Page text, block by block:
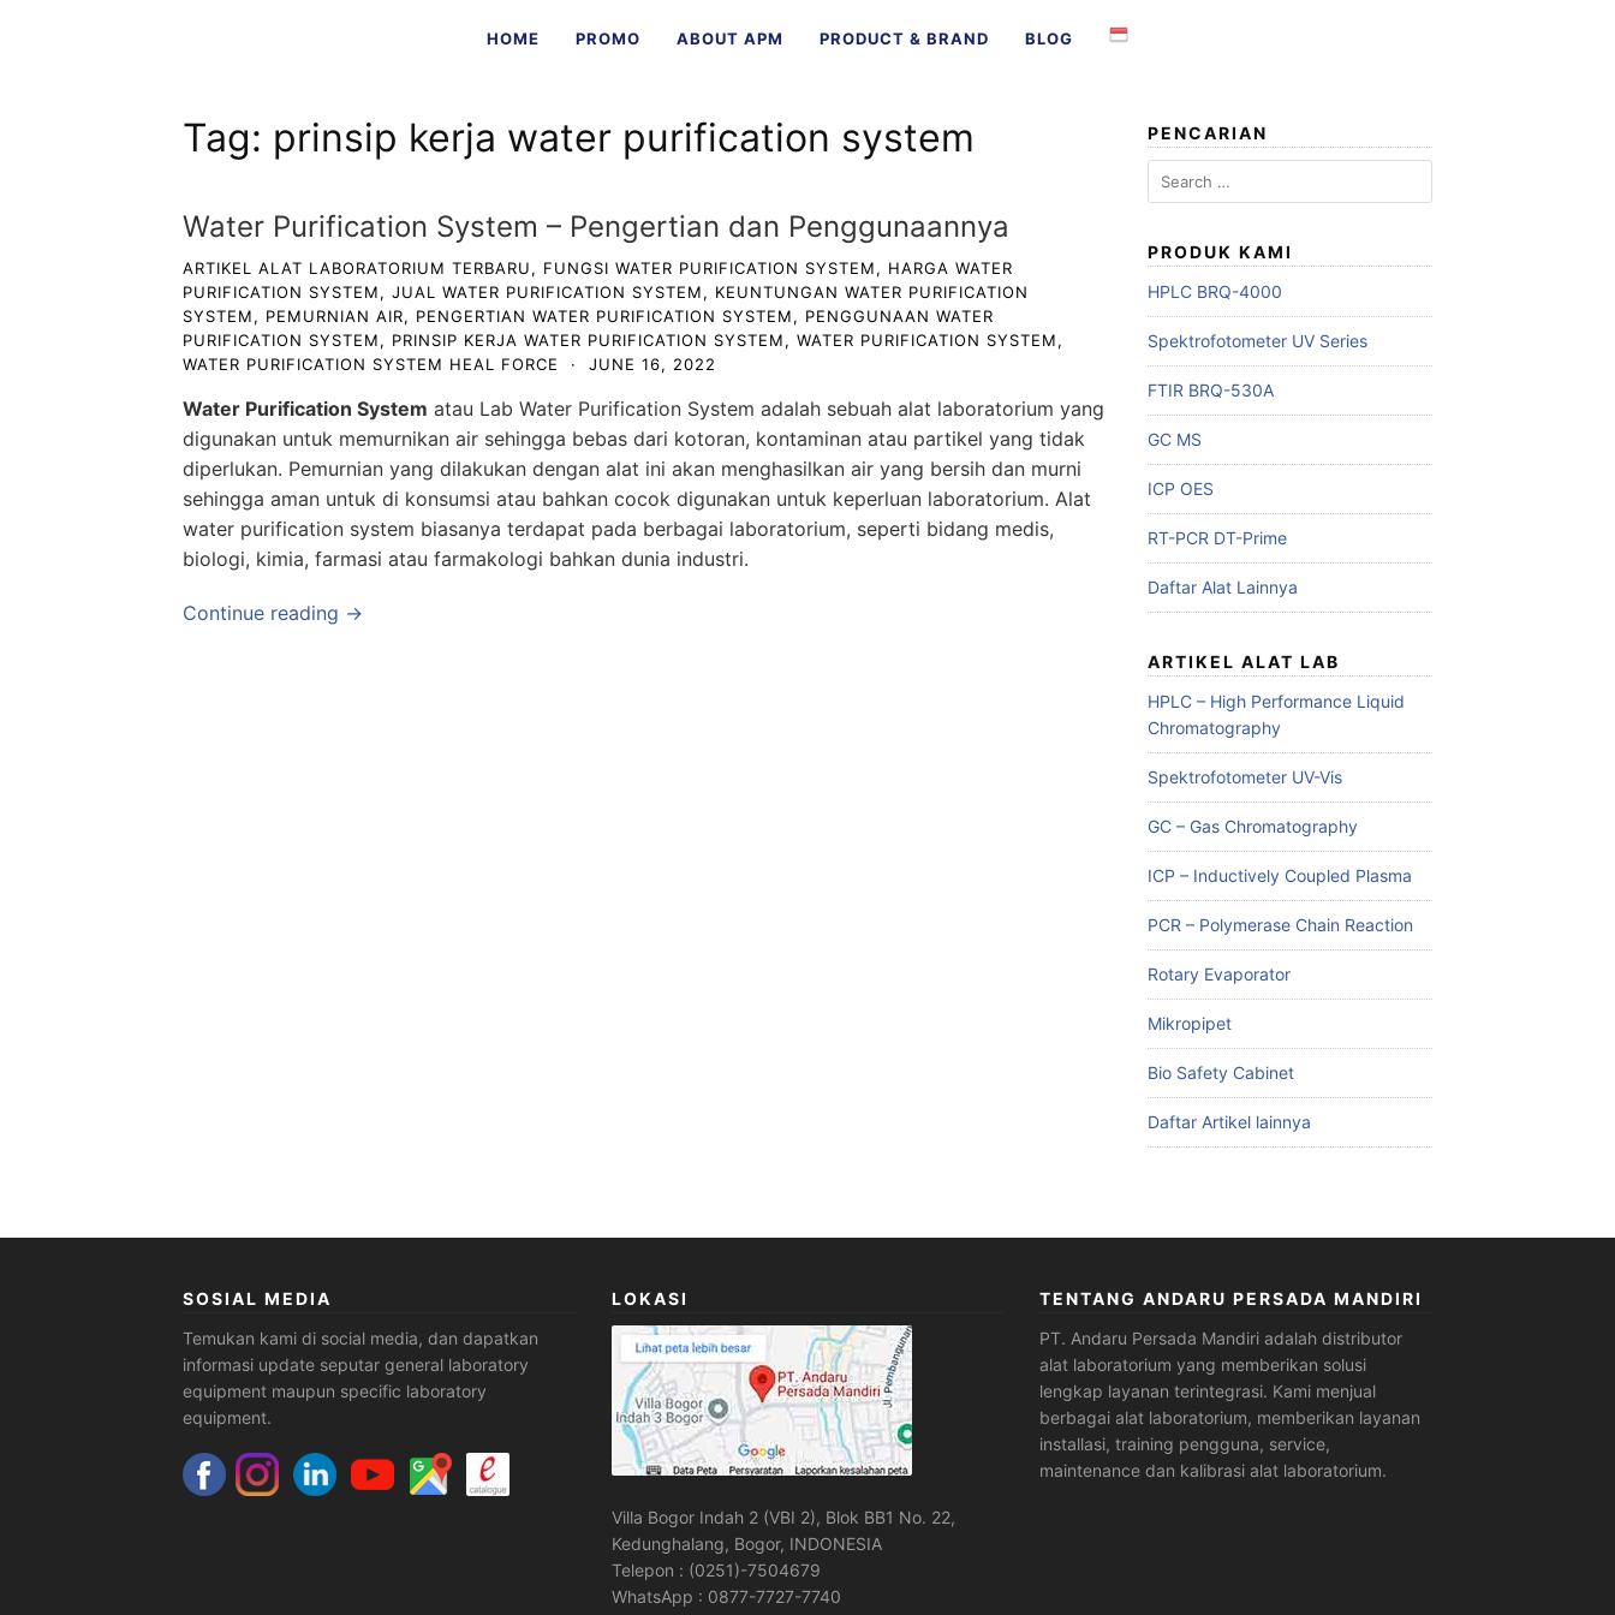
HOME PROMO ABOUT APM PRODUCT & BRAND BLOG
Tag: prinsip kerja water purification system
Water Purification System – Pengertian dan Penggunaannya
ARTIKEL ALAT LABORATORIUM TERBARU, FUNGSI WATER PURIFICATION SYSTEM, HARGA WATER
PURIFICATION SYSTEM, JUAL WATER PURIFICATION SYSTEM, KEUNTUNGAN WATER PURIFICATION
SYSTEM, PEMURNIAN AIR, PENGERTIAN WATER PURIFICATION SYSTEM, PENGGUNAAN WATER
PURIFICATION SYSTEM, PRINSIP KERJA WATER PURIFICATION SYSTEM, WATER PURIFICATION SYSTEM,
WATER PURIFICATION SYSTEM HEAL FORCE
· JUNE 16, 2022
Water Purification System atau Lab Water Purification System adalah sebuah alat laboratorium yang
digunakan untuk memurnikan air sehingga bebas dari kotoran, kontaminan atau partikel yang tidak
diperlukan. Pemurnian yang dilakukan dengan alat ini akan menghasilkan air yang bersih dan murni
sehingga aman untuk di konsumsi atau bahkan cocok digunakan untuk keperluan laboratorium. Alat
water purification system biasanya terdapat pada berbagai laboratorium, seperti bidang medis,
biologi, kimia, farmasi atau farmakologi bahkan dunia industri.
Continue reading →
PENCARIAN
Search
for:
PRODUK KAMI
HPLC BRQ-4000
Spektrofotometer UV Series
FTIR BRQ-530A
GC MS
ICP OES
RT-PCR DT-Prime
Daftar Alat Lainnya
ARTIKEL ALAT LAB
HPLC – High Performance Liquid
Chromatography
Spektrofotometer UV-Vis
GC – Gas Chromatography
ICP – Inductively Coupled Plasma
PCR – Polymerase Chain Reaction
Rotary Evaporator
Mikropipet
Bio Safety Cabinet
Daftar Artikel lainnya
SOSIAL MEDIA
Temukan kami di social media, dan dapatkan
informasi update seputar general laboratory
equipment maupun specific laboratory
equipment.
LOKASI
Villa Bogor Indah 2 (VBI 2), Blok BB1 No. 22,
Kedunghalang, Bogor, INDONESIA
Telepon : (0251)-7504679
WhatsApp : 0877-7727-7740
TENTANG ANDARU PERSADA MANDIRI
PT. Andaru Persada Mandiri adalahdistributor
alat laboratorium yang memberikan solusi
lengkap layanan terintegrasi. Kami menjual
berbagai alat laboratorium, memberikan layanan
installasi, training pengguna, service,
maintenance dan kalibrasi alat laboratorium.